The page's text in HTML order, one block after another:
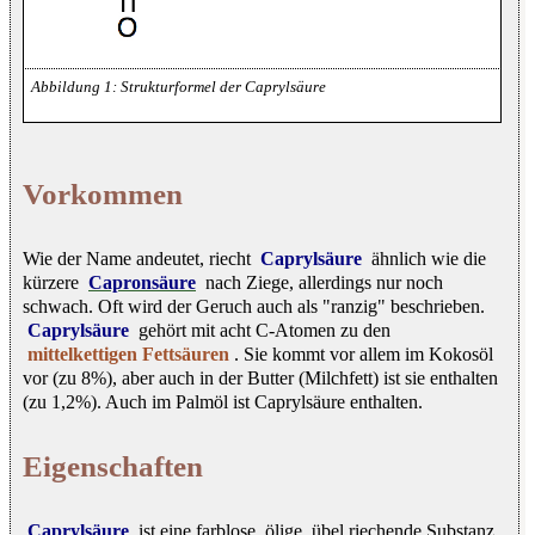
Strukturformel der Caprylsäure
Vorkommen
Wie der Name andeutet, riecht Caprylsäure ähnlich wie die
kürzere Capronsäure nach Ziege, allerdings nur noch
schwach. Oft wird der Geruch auch als "ranzig" beschrieben.
Caprylsäure gehört mit acht C-Atomen zu den
mittelkettigen Fettsäuren . Sie kommt vor allem im Kokosöl
vor (zu 8%), aber auch in der Butter (Milchfett) ist sie enthalten
(zu 1,2%). Auch im Palmöl ist Caprylsäure enthalten.
Eigenschaften